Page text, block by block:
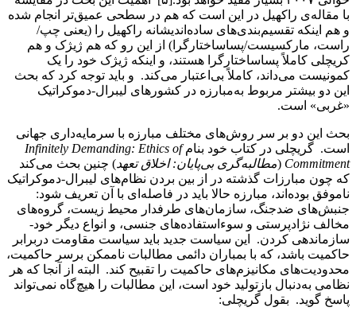
با مقاله‌ی راکهیل در این است که هم در سطحی عمیق‌تر انجام شده
و هم اینکه تقسیم‌بندی‌های ساده‌اندیشانه راکهیل را (یعنی چپ/
راست، مارکسیست/پساساختارگرا) از این رو که هم ژیژک و هم
کریچلی کاملاً پساساختارگرا هستند، و اینکه ژیژک خود را یک
کمونیست می‌داند، کاملاً بی‌اعتبار می‌کند. و باید توجه کرد که بحث
این دو بیشتر مربوط به‌مبارزه در کشورهای لیبرال-دموکراتیک
«غربی» است.
بحث این دو بر سر روش‌های مختلف مبارزه با سرمایه‌داری جهانی
است. گریچلی در کتاب خود بنامInfinitely Demanding: Ethics of
Commitment
(مطالبه‌گری بی‌پایان:اخلاق تعهد) چنین بحث می‌کند
که چون مبارزات گذشته در از بین بردن نظام‌های لیبرال-دموکراتیک
ناموفق بوده‌اند، مبارزه حالا باید در فاصله‌ای با آن تعریف شود:
جنبش‌های ضدجنگ، سازمان‌های طرفدار محیط زیست، گروه‌های
مخالف نژادپرستی و سوءاستفاده‌های جنسی، و انواع دیگر خود-
سازماندهی کردن. این سیاست جدید باید سیاست مقاومت دربرابر
حاکمیت باشد، که با بمباران دائمی مطالبات ناممکن برسر حاکمیت،
محدودیت‌های مکانیزم‌های حاکمیت را تقبیح کند. البته از آنجا که هر
نظامی به‌دنبال بازتولید خود است، این مطالبات را هیچ‌گاه نمی‌تواند
پاسخ گوید. بقول گریچلی: